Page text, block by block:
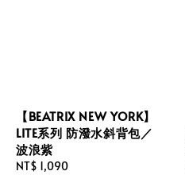
【BEATRIX NEW YORK】
LITE系列 防潑水斜背包／
波浪紫
Regular
NT$ 1,090